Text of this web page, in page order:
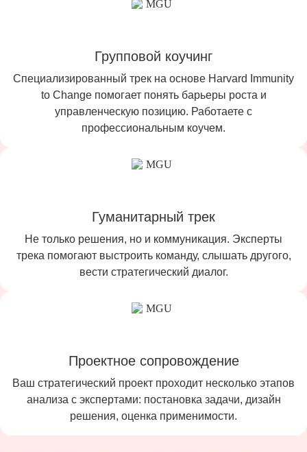
Групповой коучинг
Специализированный трек на основе Harvard Immunity
to Change помогает понять барьеры роста и
управленческую позицию. Работаете с
профессиональным коучем.
Гуманитарный трек
Не только решения, но и коммуникация. Эксперты
трека помогают выстроить команду, слышать другого,
вести стратегический диалог.
Проектное сопровождение
Ваш стратегический проект проходит несколько этапов
анализа с экспертами: постановка задачи, дизайн
решения, оценка применимости.